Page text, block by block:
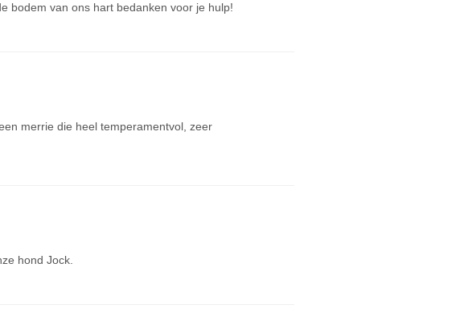
bodem van ons hart bedanken voor je hulp!
merrie die heel temperamentvol, zeer
hond Jock.